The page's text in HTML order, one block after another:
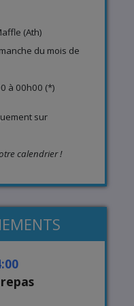
(Ath)
du mois de
à 00h00 (*)
sur
calendrier !